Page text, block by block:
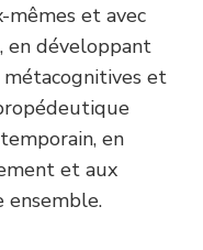
mêmes et avec
en développant
métacognitives et
en
et aux
ensemble.